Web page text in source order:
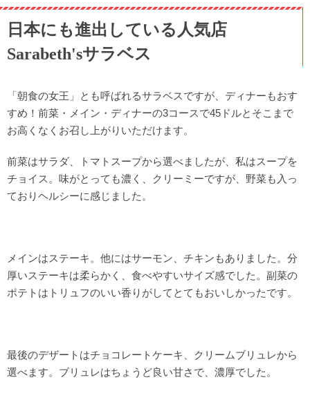
日本にも進出している人気店
Sarabeth'sサラベス
「朝食の女王」とも呼ばれるサラベスですが、ディナーもおす
すめ！前菜・メイン・ディナーの3コースで45ドルとそこまで
お高くなくお召し上がりいただけます。
前菜はサラダ、トマトスープから選べましたが、私はスープを
チョイス。味がとっても濃く、クリーミーですが、野菜も入っ
ておりヘルシーに感じました。
メインはステーキ。他にはサーモン、チキンもありました。分
厚いステーキは柔らかく、食べやすいサイズ感でした。副菜の
ポテトはトリュフのいい香りがしてとてもおいしかったです。
最後のデザートはチョコレートケーキ、クリームブリュレから
選べます。ブリュレはちょうど良い甘さで、濃厚でした。